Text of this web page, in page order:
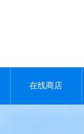
在线商店